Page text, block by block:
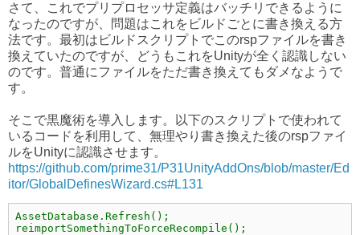
さて、これでプリプロセッサ定義はバッチリできるように
なったのですが、問題はこれをビルドごとに書き換える方
法です。最初はビルドスクリプトでこのrspファイルを書き
換えていたのですが、どうもこれをUnityが全く認識しない
のです。普通にファイルをただ書き換えてもダメなようで
す。
そこで黒魔術を導入します。以下のスクリプトで使われて
いるコードを利用して、無理やり書き換えた後のrspファイ
ルをUnityに認識させます。
https://github.com/prime31/P31UnityAddOns/blob/master/Ed
itor/GlobalDefinesWizard.cs#L131
AssetDatabase.Refresh();
reimportSomethingToForceRecompile();